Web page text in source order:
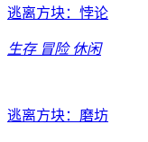
逃离方块：悖论
生存 冒险 休闲
逃离方块：磨坊